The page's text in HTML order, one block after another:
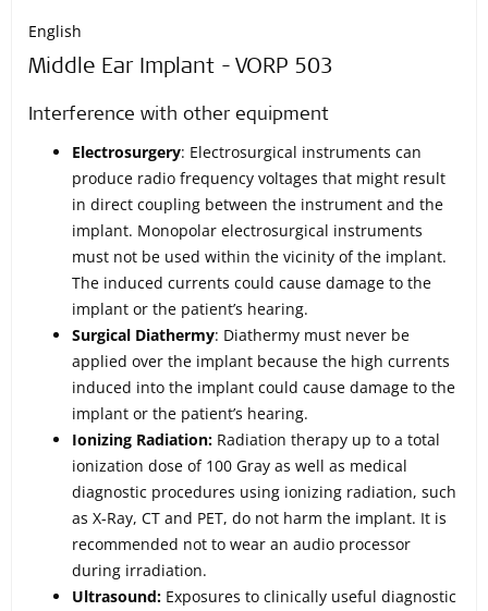
English
Middle Ear Implant - VORP 503
Interference with other equipment
Electrosurgery: Electrosurgical instruments can
produce radio frequency voltages that might result
in direct coupling between the instrument and the
implant. Monopolar electrosurgical instruments
must not be used within the vicinity of the implant.
The induced currents could cause damage to the
implant or the patient’s hearing.
Surgical Diathermy: Diathermy must never be
applied over the implant because the high currents
induced into the implant could cause damage to the
implant or the patient’s hearing.
Ionizing Radiation: Radiation therapy up to a total
ionization dose of 100 Gray as well as medical
diagnostic procedures using ionizing radiation, such
as X-Ray, CT and PET, do not harm the implant. It is
recommended not to wear an audio processor
during irradiation.
Ultrasound: Exposures to clinically useful diagnostic